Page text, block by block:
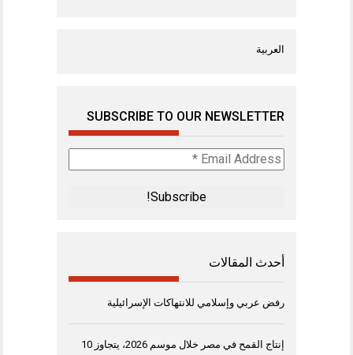
العربية
SUBSCRIBE TO OUR NEWSLETTER
Email
Address
أحدث المقالات
رفض عربي وإسلامي للانتهاكات الإسرائيلية
إنتاج القمح في مصر خلال موسم 2026، يتجاوز 10